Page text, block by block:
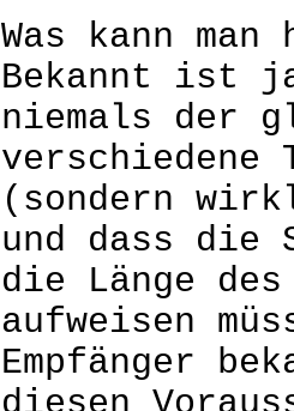
Was kann
Bekannt ist
niemals der
verschiedene
(sondern
und dass die
die Länge
aufweisen
Empfänger